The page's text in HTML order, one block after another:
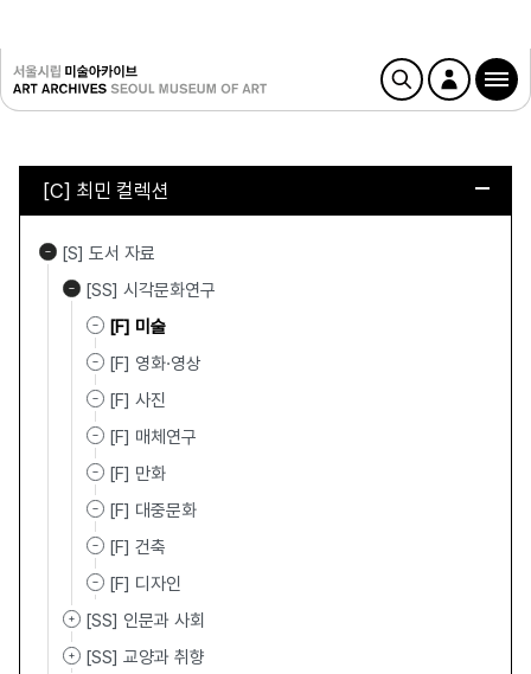
[C] 최민 컬렉션
[S] 도서 자료
[SS] 시각문화연구
[F] 미술
[F] 영화·영상
[F] 사진
[F] 매체연구
[F] 만화
[F] 대중문화
[F] 건축
[F] 디자인
[SS] 인문과 사회
[SS] 교양과 취향